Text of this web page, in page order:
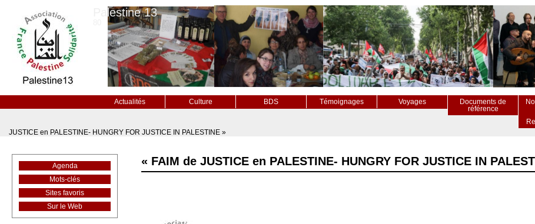
Palestine 13
Actualités Culture BDS Témoignages Voyages
Documents de
référence
JUSTICE en PALESTINE- HUNGRY FOR JUSTICE IN PALESTINE »
« FAIM de JUSTICE en PALESTINE- HUNGRY FOR JUSTICE IN
Agenda
Mots-clés
Sites favoris
Sur le Web